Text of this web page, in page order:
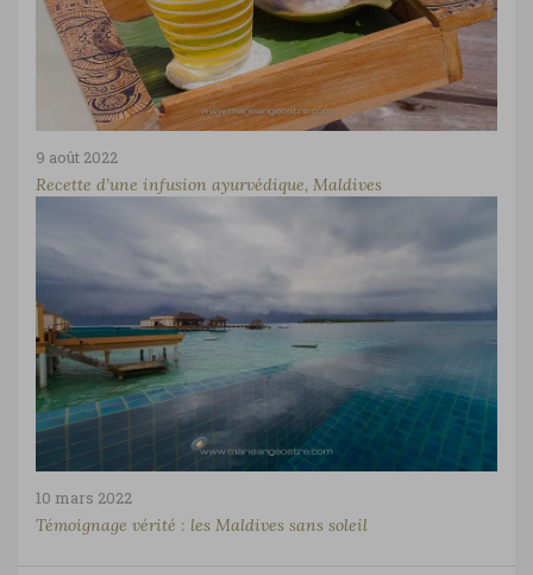
9 août 2022
Recette d’une infusion ayurvédique, Maldives
10 mars 2022
Témoignage vérité : les Maldives sans soleil